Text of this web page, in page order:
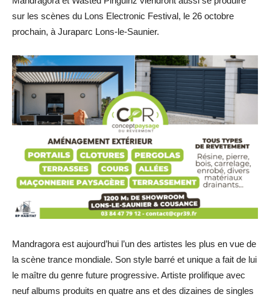
sur les scènes du Lons Electronic Festival, le 26 octobre
prochain, à Juraparc Lons-le-Saunier.
Mandragora est aujourd’hui l’un des artistes les plus en vue de
la scène trance mondiale. Son style barré et unique a fait de lui
le maître du genre future progressive. Artiste prolifique avec
neuf albums produits en quatre ans et des dizaines de singles